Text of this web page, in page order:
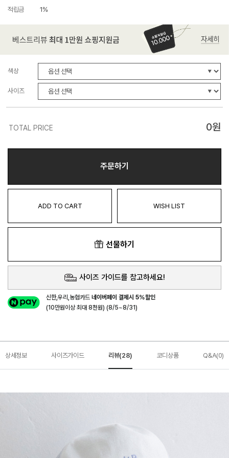
적립금 1%
색상
사이즈
TOTAL PRICE 0원
주문하기
ADD TO CART WISH LIST
선물하기
사이즈 가이드를 참고하세요!
신한,우리,농협카드네이버페이 결제시 5%할인
(10만원이상 최대 8천원) (8/5~8/31)
상세정보 사이즈가이드 리뷰(28) 코디상품 Q&A(0)